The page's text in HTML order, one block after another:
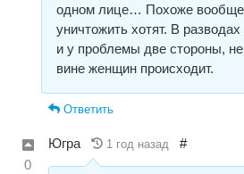
одном лице… Похоже вообще
уничтожить хотят. В
и у проблемы две стороны,
вине женщин происходит.
Ответить
0
Югра 1 год назад #